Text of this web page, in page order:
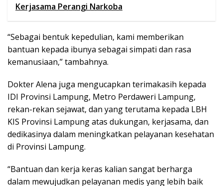
Kerjasama Perangi Narkoba
“Sebagai bentuk kepedulian, kami memberikan
bantuan kepada ibunya sebagai simpati dan rasa
kemanusiaan,” tambahnya.
Dokter Alena juga mengucapkan terimakasih kepada
IDI Provinsi Lampung, Metro Perdaweri Lampung,
rekan-rekan sejawat, dan yang terutama kepada LBH
KIS Provinsi Lampung atas dukungan, kerjasama, dan
dedikasinya dalam meningkatkan pelayanan kesehatan
di Provinsi Lampung.
“Bantuan dan kerja keras kalian sangat berharga
dalam mewujudkan pelayanan medis yang lebih baik